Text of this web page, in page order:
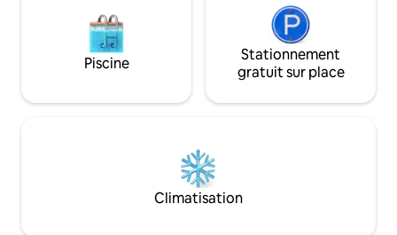
Piscine
Stationnement
gratuit sur place
Climatisation